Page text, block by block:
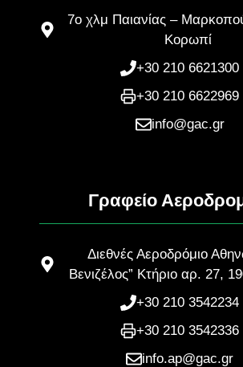
7ο χλμ Παιανίας –
Κορωπί
+30 210 6621300
+30 210 6622969
info@gac.gr
Γραφείο
Διεθνές Αεροδρόμιο
Βενιζέλος” Κτήριο αρ. 27,
+30 210 3542234
+30 210 3542336
info.ap@gac.gr